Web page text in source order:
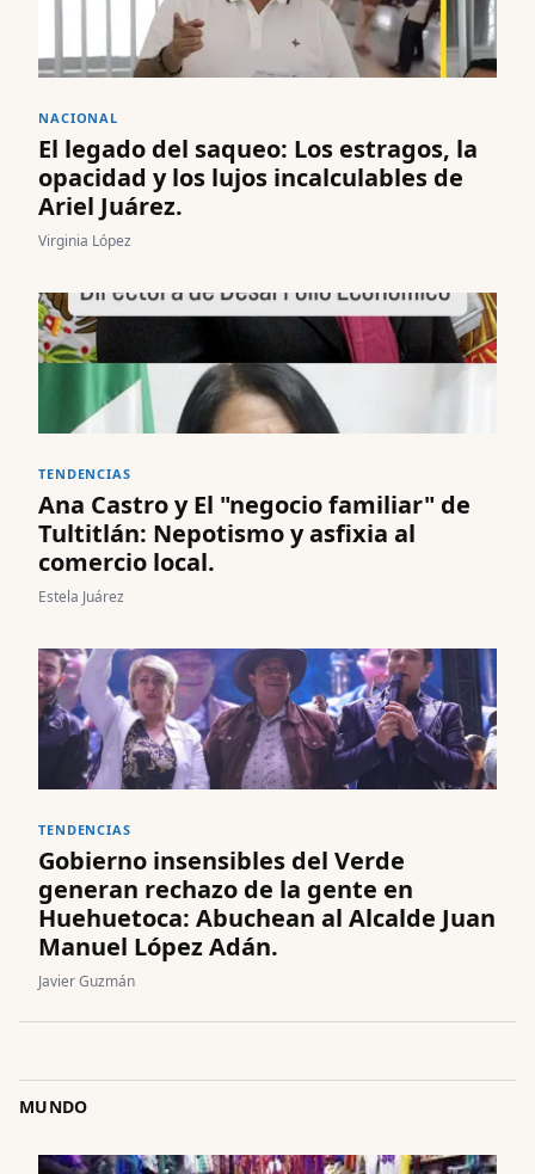
NACIONAL
El legado del saqueo: Los estragos, la
opacidad y los lujos incalculables de
Ariel Juárez.
Virginia López
TENDENCIAS
Ana Castro y El "negocio familiar" de
Tultitlán: Nepotismo y asfixia al
comercio local.
Estela Juárez
TENDENCIAS
Gobierno insensibles del Verde
generan rechazo de la gente en
Huehuetoca: Abuchean al Alcalde Juan
Manuel López Adán.
Javier Guzmán
MUNDO